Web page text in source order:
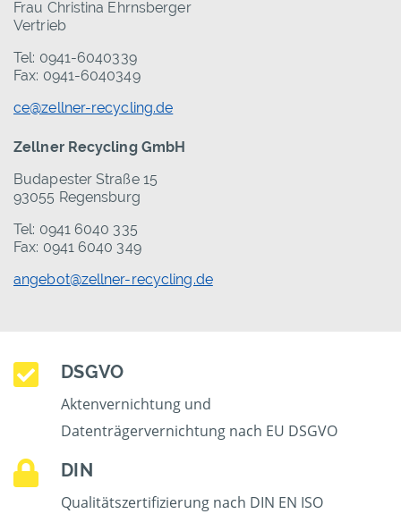
Frau Christina Ehrnsberger
Vertrieb
Tel: 0941-6040339
Fax: 0941-6040349
ce@zellner-recycling.de
Zellner Recycling GmbH
Budapester Straße 15
93055 Regensburg
Tel: 0941 6040 335
Fax: 0941 6040 349
angebot@zellner-recycling.de
DSGVO
Aktenvernichtung und
Datenträgervernichtung nach EU DSGVO
DIN
Qualitätszertifizierung nach DIN EN ISO